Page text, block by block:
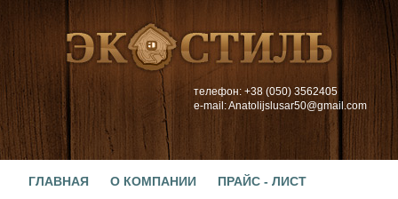
телефон: +38 (050) 3562405
e-mail: Anatolijslusar50@gmail.com
ГЛАВНАЯ О КОМПАНИИ
ПРАЙС - ЛИСТ